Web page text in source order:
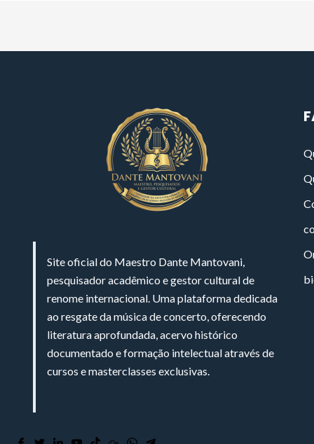
Site oficial do Maestro Dante Mantovani,
pesquisador acadêmico e gestor cultural de
renome internacional. Uma plataforma dedicada
ao resgate da música de concerto, oferecendo
literatura aprofundada, acervo histórico
documentado e formação intelectual através de
cursos e masterclasses exclusivas.